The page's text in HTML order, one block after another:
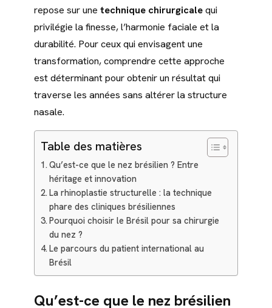
repose sur une technique chirurgicalequi
privilégie la finesse, l’harmonie faciale et la
durabilité. Pour ceux qui envisagent une
transformation, comprendre cette approche
est déterminant pour obtenir un résultat qui
traverse les années sans altérer la structure
nasale.
Table des matières
Qu’est-ce que le nez brésilien ? Entre
héritage et innovation
La rhinoplastie structurelle : la technique
phare des cliniques brésiliennes
Pourquoi choisir le Brésil pour sa chirurgie
du nez ?
Le parcours du patient international au
Brésil
Qu’est-ce que le nez brésilien